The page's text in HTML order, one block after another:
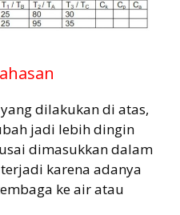
dilakukan di atas,
jadi lebih dingin
dimasukkan dalam
karena adanya
ke air atau